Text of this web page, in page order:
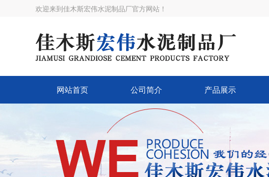
欢迎来到佳木斯宏伟水泥制品厂官方网站！
网站首页 公司简介 产品展示